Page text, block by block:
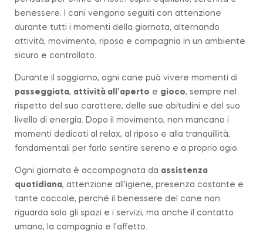
benessere. I cani vengono seguiti con attenzione
durante tutti i momenti della giornata, alternando
attività, movimento, riposo e compagnia in un ambiente
sicuro e controllato.
Durante il soggiorno, ogni cane può vivere momenti di
passeggiata, attività all’aperto e gioco, sempre nel
rispetto del suo carattere, delle sue abitudini e del suo
livello di energia. Dopo il movimento, non mancano i
momenti dedicati al relax, al riposo e alla tranquillità,
fondamentali per farlo sentire sereno e a proprio agio.
Ogni giornata è accompagnata da assistenza
quotidiana, attenzione all’igiene, presenza costante e
tante coccole, perché il benessere del cane non
riguarda solo gli spazi e i servizi, ma anche il contatto
umano, la compagnia e l’affetto.